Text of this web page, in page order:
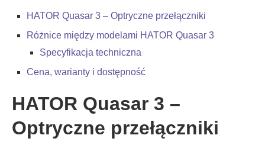
HATOR Quasar 3 – Optryczne przełączniki
Różnice między modelami HATOR Quasar 3
Specyfikacja techniczna
Cena, warianty i dostępność
HATOR Quasar 3 –
Optryczne przełączniki